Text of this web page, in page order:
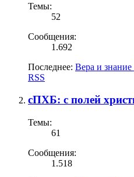
Темы:
52
Сообщения:
1.692
Последнее: Вера и
RSS
сПХБ: с полей
Темы:
61
Сообщения:
1.518